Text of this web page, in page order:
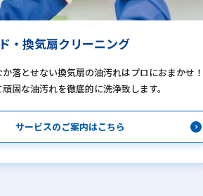
・換気扇クリーニング
か落とせない換気扇の油汚れはプロにおまかせ！
固な油汚れを徹底的に洗浄致します。
サービスのご案内はこちら